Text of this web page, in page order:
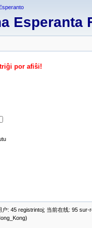
Esperanta
por afiŝi!
: 45 registrintoj; 当前在线: 95